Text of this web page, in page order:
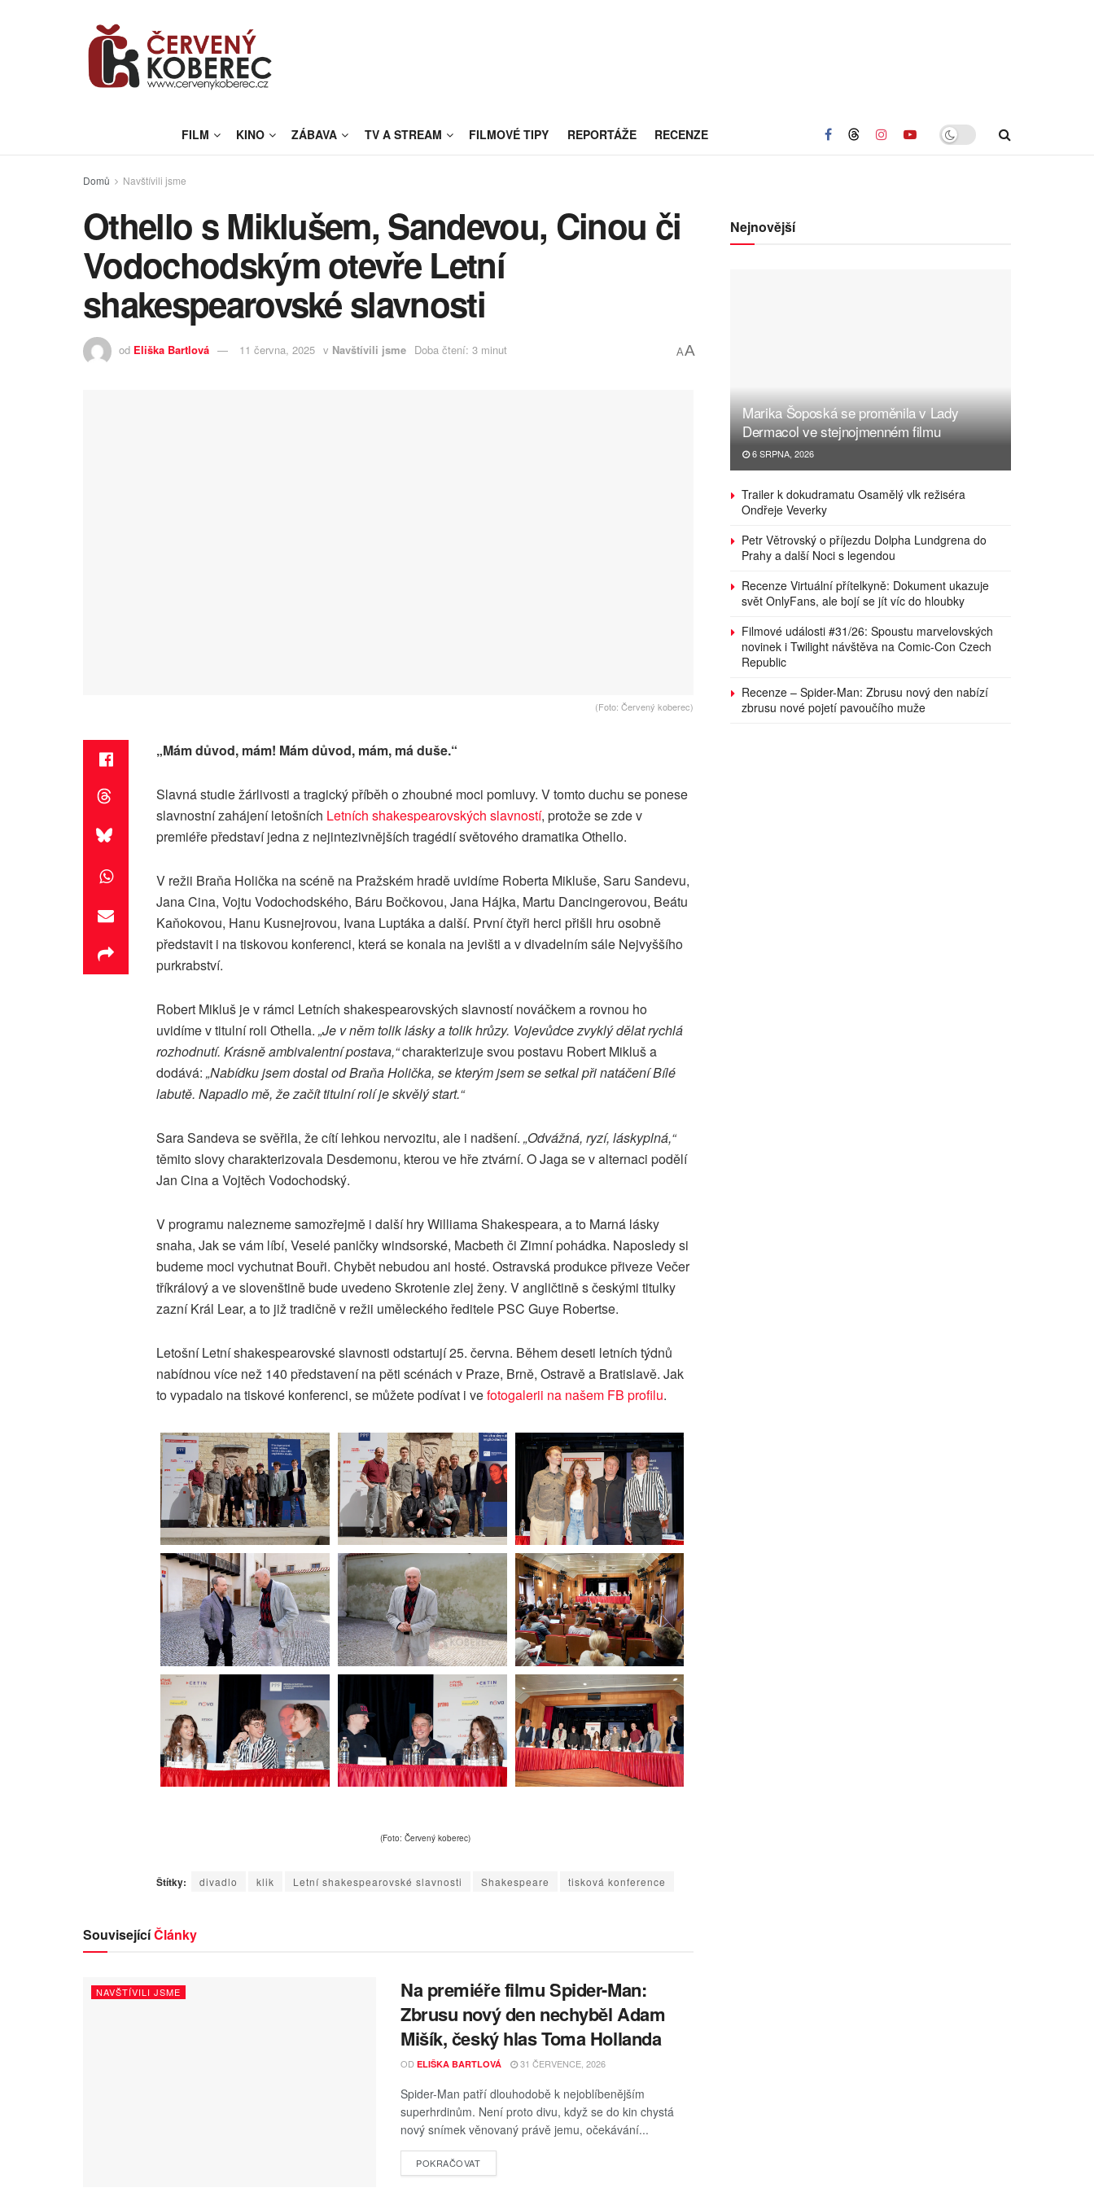
FILM KINO ZÁBAVA TV A STREAM FILMOVÉ TIPY REPORTÁŽE RECENZE
Domů Navštívili jsme
Othello s Miklušem, Sandevou, Cinou či
Vodochodským otevře Letní
shakespearovské slavnosti
od Eliška Bartlová 11 června, 2025 v Navštívili jsme Doba čtení: 3 minut AA
(Foto: Červený koberec)
„Mám důvod, mám! Mám důvod, mám, má duše.“
Slavná studie žárlivosti a tragický příběh o zhoubné moci pomluvy. V tomto duchu se ponese
slavnostní zahájení letošních Letních shakespearovských slavností, protože se zde v
premiéře představí jedna z nejintezivnějších tragédií světového dramatika Othello.
V režii Braňa Holička na scéně na Pražském hradě uvidíme Roberta Mikluše, Saru Sandevu,
Jana Cina, Vojtu Vodochodského, Báru Bočkovou, Jana Hájka, Martu Dancingerovou, Beátu
Kaňokovou, Hanu Kusnejrovou, Ivana Luptáka a další. První čtyři herci přišli hru osobně
představit i na tiskovou konferenci, která se konala na jevišti a v divadelním sále Nejvyššího
purkrabství.
Robert Mikluš je v rámci Letních shakespearovských slavností nováčkem a rovnou ho
uvidíme v titulní roli Othella. „Je v něm tolik lásky a tolik hrůzy. Vojevůdce zvyklý dělat rychlá
rozhodnutí. Krásně ambivalentní postava,“charakterizuje svou postavu Robert Mikluš a
dodává: „Nabídku jsem dostal od Braňa Holička, se kterým jsem se setkal při natáčení Bílé
labutě. Napadlo mě, že začít titulní rolí je skvělý start.“
Sara Sandeva se svěřila, že cítí lehkou nervozitu, ale i nadšení. „Odvážná, ryzí, láskyplná,“
těmito slovy charakterizovala Desdemonu, kterou ve hře ztvární. O Jaga se v alternaci podělí
Jan Cina a Vojtěch Vodochodský.
V programu nalezneme samozřejmě i další hry Williama Shakespeara, a to Marná lásky
snaha, Jak se vám líbí, Veselé paničky windsorské, Macbeth či Zimní pohádka. Naposledy si
budeme moci vychutnat Bouři. Chybět nebudou ani hosté. Ostravská produkce přiveze Večer
tříkrálový a ve slovenštině bude uvedeno Skrotenie zlej ženy. V angličtině s českými titulky
zazní Král Lear, a to již tradičně v režii uměleckého ředitele PSC Guye Robertse.
Letošní Letní shakespearovské slavnosti odstartují 25. června. Během deseti letních týdnů
nabídnou více než 140 představení na pěti scénách v Praze, Brně, Ostravě a Bratislavě. Jak
to vypadalo na tiskové konferenci, se můžete podívat i vefotogalerii na našem FB profilu.
(Foto: Červený koberec)
Štítky: divadlo klik Letní shakespearovské slavnosti Shakespeare tisková konference
SouvisejícíČlánky
NAVŠTÍVILI JSME
Na premiéře filmu Spider-Man:
Zbrusu nový den nechyběl Adam
Mišík, český hlas Toma Hollanda
OD ELIŠKA BARTLOVÁ 31 ČERVENCE, 2026
Spider-Man patří dlouhodobě k nejoblíbenějším
superhrdinům. Není proto divu, když se do kin chystá
nový snímek věnovaný právě jemu, očekávání...
POKRAČOVAT
Nejnovější
Marika Šoposká se proměnila v Lady
Dermacol ve stejnojmenném filmu
6 SRPNA, 2026
Trailer k dokudramatu Osamělý vlk režiséra
Ondřeje Veverky
Petr Větrovský o příjezdu Dolpha Lundgrena do
Prahy a další Noci s legendou
Recenze Virtuální přítelkyně: Dokument ukazuje
svět OnlyFans, ale bojí se jít víc do hloubky
Filmové události #31/26: Spoustu marvelovských
novinek i Twilight návštěva na Comic-Con Czech
Republic
Recenze – Spider-Man: Zbrusu nový den nabízí
zbrusu nové pojetí pavoučího muže